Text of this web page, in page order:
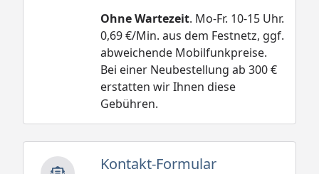
Ohne Wartezeit. Mo-Fr. 10-15 Uhr.
0,69 €/Min. aus dem Festnetz, ggf.
abweichende Mobilfunkpreise.
Bei einer Neubestellung ab 300 €
erstatten wir Ihnen diese
Gebühren.
Kontakt-Formular